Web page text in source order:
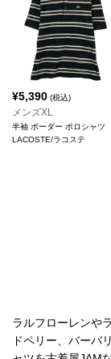
¥5,390 (税込)
メンズXL
半袖 ボーダー ポロシャツ
LACOSTE/ラコステ
ラルフローレンや
ドペリー、バーバ